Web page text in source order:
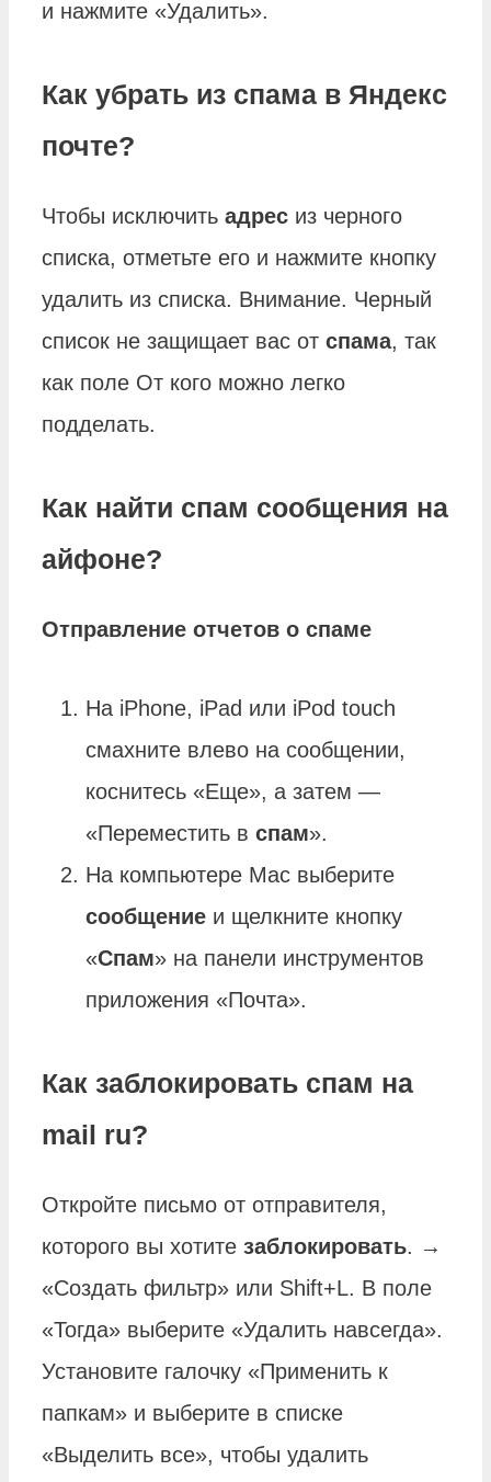
и нажмите «Удалить».
Как убрать из спама в Яндекс
почте?
Чтобы исключить адрес из черного
списка, отметьте его и нажмите кнопку
удалить из списка. Внимание. Черный
список не защищает вас от спама, так
как поле От кого можно легко
подделать.
Как найти спам сообщения на
айфоне?
Отправление отчетов о спаме
На iPhone, iPad или iPod touch
смахните влево на сообщении,
коснитесь «Еще», а затем —
«Переместить в спам».
На компьютере Mac выберите
сообщение и щелкните кнопку
«Спам» на панели инструментов
приложения «Почта».
Как заблокировать спам на
mail ru?
Откройте письмо от отправителя,
которого вы хотите заблокировать. →
«Создать фильтр» или Shift+L. В поле
«Тогда» выберите «Удалить навсегда».
Установите галочку «Применить к
папкам» и выберите в списке
«Выделить все», чтобы удалить